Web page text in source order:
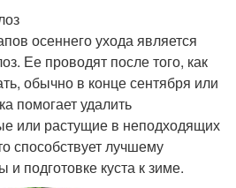
осеннего ухода является
Ее проводят после того, как
обычно в конце сентября или
помогает удалить
или растущие в неподходящих
способствует лучшему
подготовке куста к зиме.